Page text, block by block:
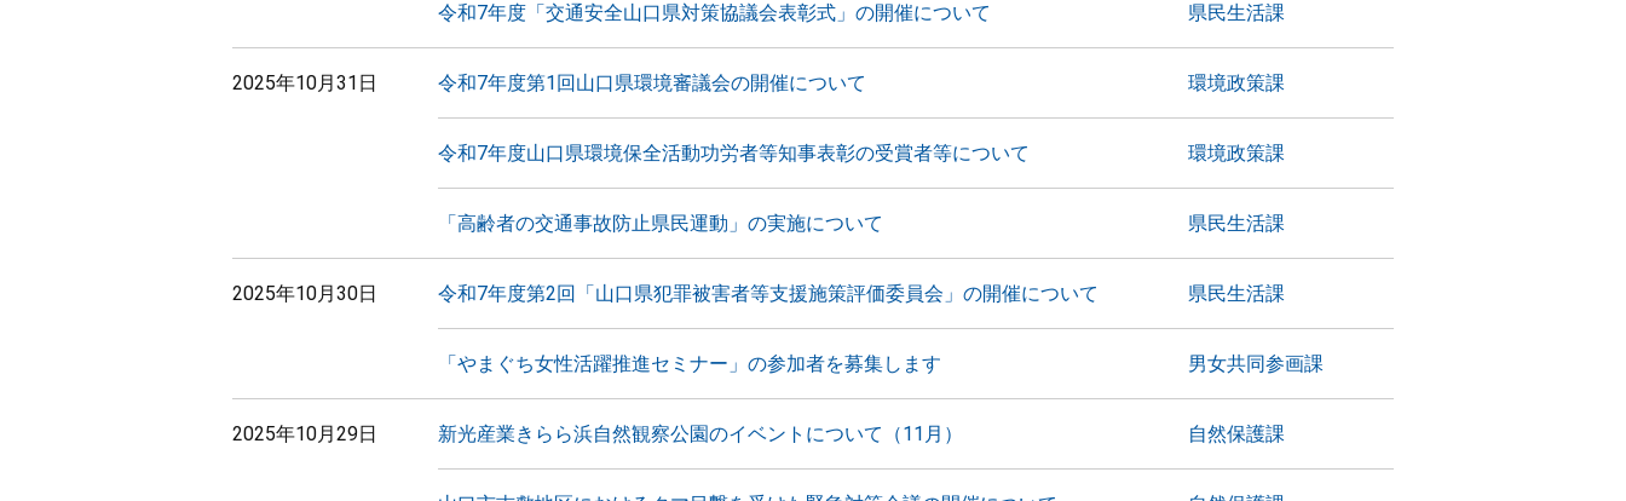
令和7年度「交通安全山口県対策協議会表彰式」の開催について 県民生活課
2025年10月31日 令和7年度第1回山口県環境審議会の開催について 環境政策課
令和7年度山口県環境保全活動功労者等知事表彰の受賞者等について 環境政策課
「高齢者の交通事故防止県民運動」の実施について 県民生活課
2025年10月30日 令和7年度第2回「山口県犯罪被害者等支援施策評価委員会」の開催について 県民生活課
「やまぐち女性活躍推進セミナー」の参加者を募集します 男女共同参画課
2025年10月29日 新光産業きらら浜自然観察公園のイベントについて（11月） 自然保護課